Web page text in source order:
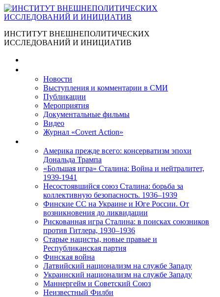
ИНСТИТУТ ВНЕШНЕПОЛИТИЧЕСКИХ
ИССЛЕДОВАНИЙ И ИНИЦИАТИВ
Новости
Выступления и коммента­рии в СМИ
Публикации
Мероприятия
Документальные фильмы
Видео
Журнал «Covert Action»
Америка прежде всего: консерватизм эпохи
Дональда Трампа
«Большая игра» Сталина: Война и нейтралитет,
1939-1941
Несостоявшийся союз Сталина: борьба за
коллективную безопасность. 1936–1939
Финские СС на Украине и Юге России. От
возникновения до ликвидации
Рискованная игра Сталина: в поисках союзников
против Гитлера, 1930–1936
Старые нацисты, новые правые и
Республиканская партия
Финская война
Латвийский национализм на службе Западу
Украинский национализм на службе Западу
Маннергейм и Советский Союз
Неизвестный Филби